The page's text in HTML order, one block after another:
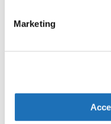
Marketing
Invia
Il tuo